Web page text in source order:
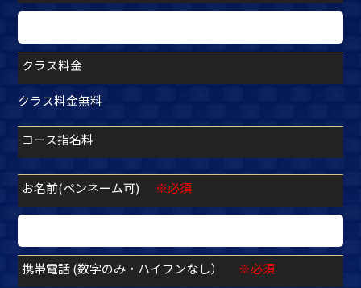
クラス料金
クラス料金無料
コース指名料
お名前(ペンネーム可) ※必須
携帯電話 (数字のみ・ハイフンなし） ※必須